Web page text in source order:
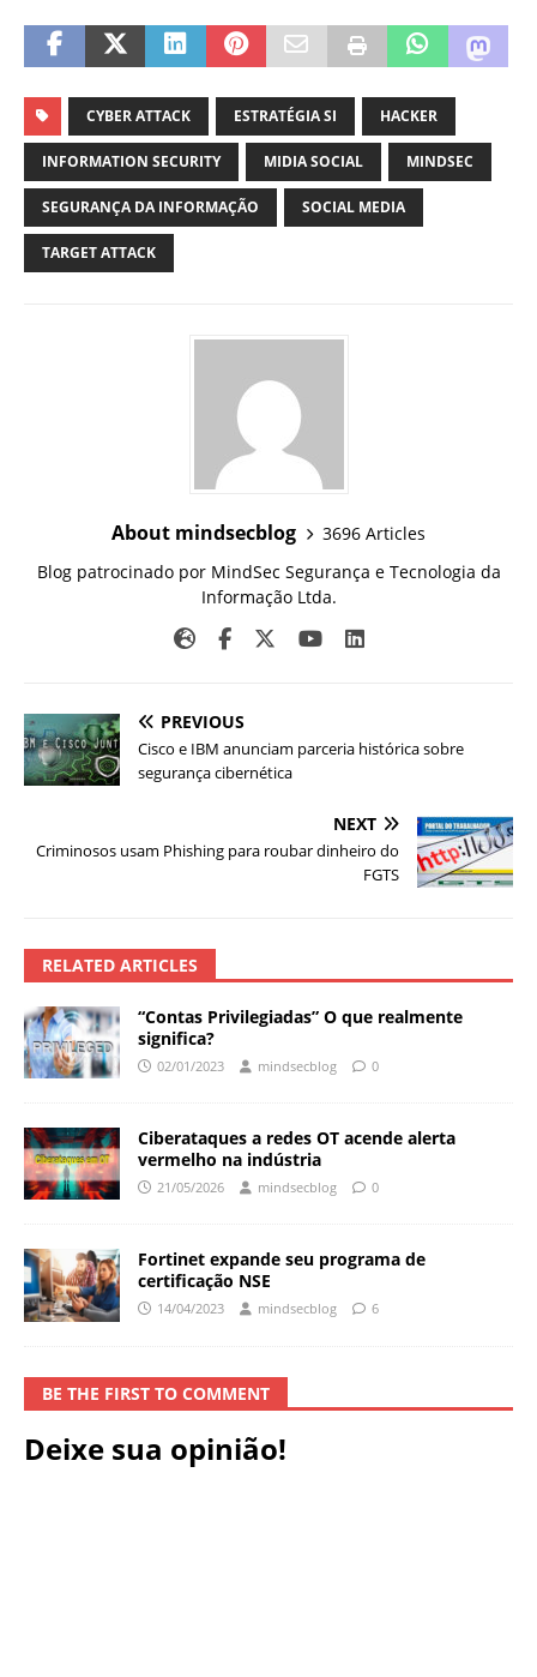
CYBER ATTACK ESTRATÉGIA SI HACKER
INFORMATION SECURITY MIDIA SOCIAL MINDSEC
SEGURANÇA DA INFORMAÇÃO SOCIAL MEDIA
TARGET ATTACK
About mindsecblog
3696 Articles
Blog patrocinado por MindSec Segurança e Tecnologia da
Informação Ltda.
PREVIOUS
Cisco e IBM anunciam parceria histórica sobre
segurança cibernética
NEXT
Criminosos usam Phishing para roubar dinheiro do
FGTS
RELATED ARTICLES
“Contas Privilegiadas” O que realmente
significa?
02/01/2023 mindsecblog 0
Ciberataques a redes OT acende alerta
vermelho na indústria
21/05/2026 mindsecblog 0
Fortinet expande seu programa de
certificação NSE
14/04/2023 mindsecblog 6
BE THE FIRST TO COMMENT
Deixe sua opinião!